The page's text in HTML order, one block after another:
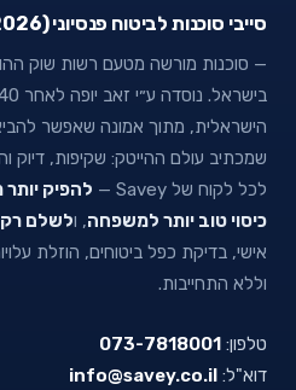
סייבי סוכנות לביטוח פנסיוני (2026) בע״מ
— סוכנות מורשה מטעם רשות שוק
הישראלית, מתוך אמונה שאפשר
שמכתיב עולם ההייטק: שקיפות, דיוק
לכל לקוח של Savey —
להפיק
כיסוי טוב יותר למשפחה, ולשלם רק
אישי, בדיקת כפל ביטוחים, הוזלת
וללא התחייבות.
טלפון: 073-7818001
דוא"ל: info@savey.co.il